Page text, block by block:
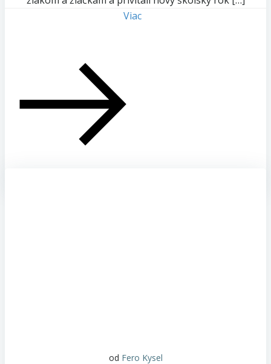
Viac
od Fero Kysel